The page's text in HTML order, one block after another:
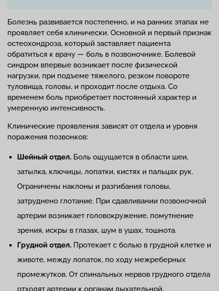
Болезнь развивается постепенно, и на ранних этапах не
проявляет себя клинически. Основной и первый признак
остеохондроза, который заставляет пациента
обратиться к врачу — боль в позвоночнике. Болевой
синдром впервые возникает после физической
нагрузки, при подъеме тяжелого, резком повороте
туловища, головы, и проходит после отдыха. Со
временем боль приобретает постоянный характер и
умеренную интенсивность.
Клинические проявления зависят от отдела и уровня
поражения позвонков:
Шейный отдел. Боль ощущается в области шеи,
затылка, ключицы, лопатки, кистях и пальцах рук.
Ограничены наклоны и разгибания головы,
затруднено глотание. При сдавливании позвоночной
артерии возникает головокружение, помутнение
зрения, искры в глазах, шум в ушах, тошнота.
Грудной отдел. Протекает с болью в грудной клетке и
животе, между лопаток, по ходу межреберных
промежутков. От спинальных нервов грудного отдела
отходят артерии к органам дыхательной,